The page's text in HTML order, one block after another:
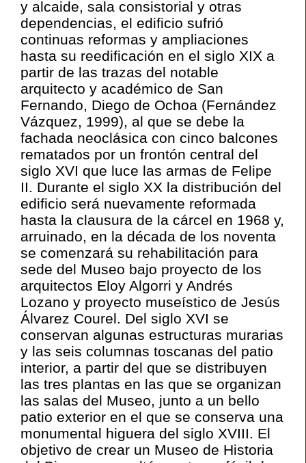
y alcaide, sala consistorial y otras
dependencias, el edificio sufrió
continuas reformas y ampliaciones
hasta su reedificación en el siglo XIX a
partir de las trazas del notable
arquitecto y académico de San
Fernando, Diego de Ochoa (Fernández
Vázquez, 1999), al que se debe la
fachada neoclásica con cinco balcones
rematados por un frontón central del
siglo XVI que luce las armas de Felipe
II. Durante el siglo XX la distribución del
edificio será nuevamente reformada
hasta la clausura de la cárcel en 1968 y,
arruinado, en la década de los noventa
se comenzará su rehabilitación para
sede del Museo bajo proyecto de los
arquitectos Eloy Algorri y Andrés
Lozano y proyecto museístico de Jesús
Álvarez Courel. Del siglo XVI se
conservan algunas estructuras murarias
y las seis columnas toscanas del patio
interior, a partir del que se distribuyen
las tres plantas en las que se organizan
las salas del Museo, junto a un bello
patio exterior en el que se conserva una
monumental higuera del siglo XVIII. El
objetivo de crear un Museo de Historia